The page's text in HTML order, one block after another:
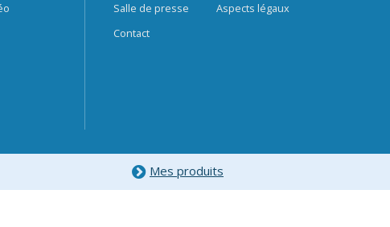
Salle de presse
Contact
Aspects légaux
Mes produits